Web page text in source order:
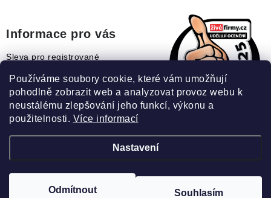
Používáme soubory cookie, které vám umožňují
pohodlně zobrazit web a analyzovat provoz webu k
neustálému zlepšování jeho funkcí, výkonu a
použitelnosti. Více informací
Nastavení
Odmítnout Souhlasím
Informace pro vás
Sleva pro registrované
Jak uplatnit slevový kupón?
Jak nakupovat?
Slovník pojmů
Recenze našeho eshopu: